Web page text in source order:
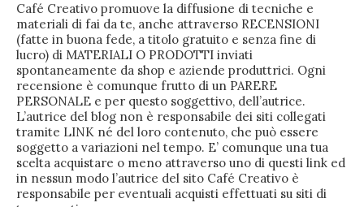
Café Creativo promuove la diffusione di tecniche e
materiali di fai da te, anche attraverso RECENSIONI
(fatte in buona fede, a titolo gratuito e senza fine di
lucro) di MATERIALI O PRODOTTI inviati
spontaneamente da shop e aziende produttrici. Ogni
recensione è comunque frutto di un PARERE
PERSONALE e per questo soggettivo, dell’autrice.
L’autrice del blog non è responsabile dei siti collegati
tramite LINK né del loro contenuto, che può essere
soggetto a variazioni nel tempo. E’ comunque una tua
scelta acquistare o meno attraverso uno di questi link ed
in nessun modo l’autrice del sito Café Creativo è
responsabile per eventuali acquisti effettuati su siti di